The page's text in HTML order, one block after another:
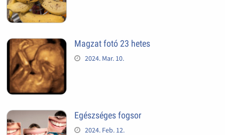
Magzat fotó 23 hetes
2024. Mar. 10.
Egészséges fogsor
2024. Feb. 12.